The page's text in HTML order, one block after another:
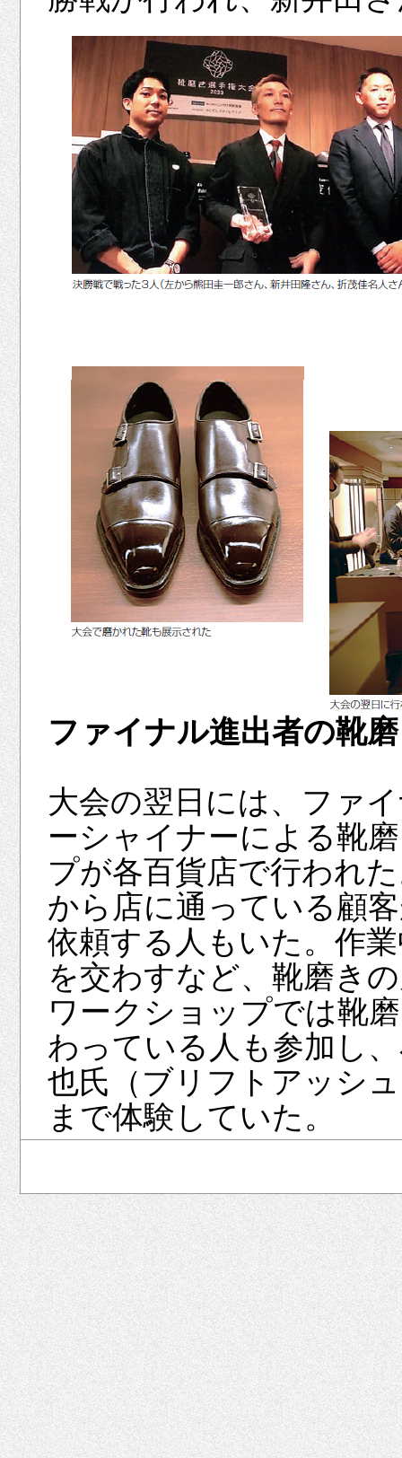
ファイナル進出者の靴
大会の翌日には、ファ
ーシャイナーによる靴
プが各百貨店で行われ
から店に通っている顧
依頼する人もいた。作
を交わすなど、靴磨き
ワークショップでは靴
わっている人も参加し
也氏（ブリフトアッシ
まで体験していた。